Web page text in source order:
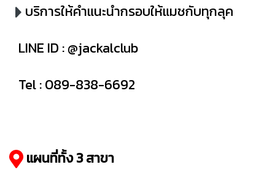
บริการให้คำแนะนำกรอบให้แมชกับทุกลุค
LINE ID : @jackalclub
Tel : 089-838-6692
แผนที่ทั้ง 3 สาขา